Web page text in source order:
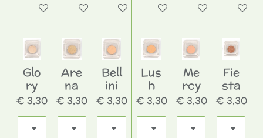
In winkelwagenIn winkelwagenIn winkelwagenIn winkelwagenIn winkelwagen
In
Glo
ry
€ 3,30
Are
na
€ 3,30
Bell
ini
€ 3,30
Lus
h
€ 3,30
Me
rcy
€ 3,30
Fie
sta
€ 3,30